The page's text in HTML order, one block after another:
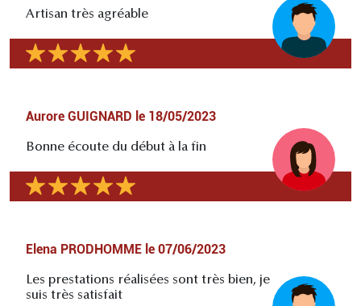
Artisan très agréable
Aurore GUIGNARD le 18/05/2023
Bonne écoute du début à la fin
Elena PRODHOMME le 07/06/2023
Les prestations réalisées sont très bien, je
suis très satisfait